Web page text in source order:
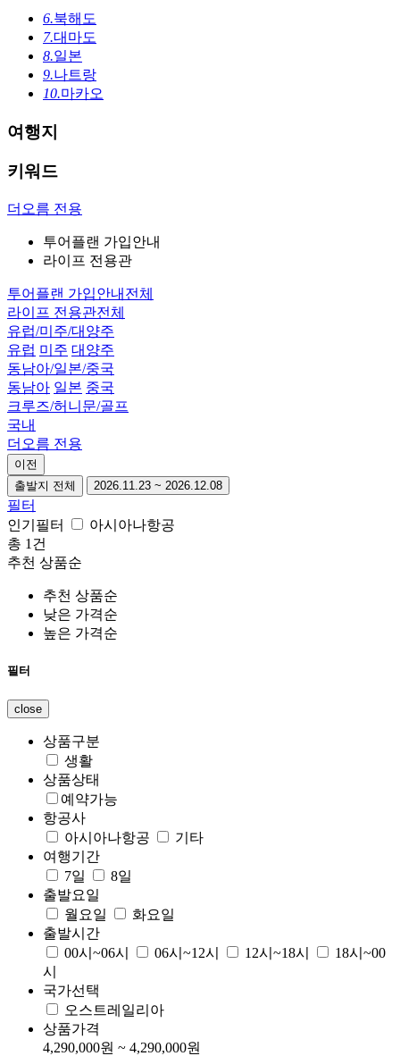
6.북해도
7.대마도
8.일본
9.나트랑
10.마카오
여행지
키워드
로그인 알림
닫기
해외여행
자유여행
항공
지방출발
EASY타임딜
국내여행
허니문
기획전/홈쇼핑
이벤트/혜택
투어플랜
여행혜택+
해외여행
스탠다드/프라임
자유여행
지방출발
국내여행
허니문
투어플랜/라이프
기업/단체
더오름 전용
투어플랜 가입안내
라이프 전용관
투어플랜 가입안내 전체
라이프 전용관전체
유럽/미주/대양주
유럽 미주 대양주
동남아/일본/중국
동남아 일본 중국
크루즈/허니문/골프
국내
더오름 전용
이전
출발지 전체
2026.11.23 ~ 2026.12.08
필터
인기필터
아시아나항공
총 1건
추천 상품순
추천 상품순
낮은 가격순
높은 가격순
필터
close
상품구분
생활
상품상태
예약가능
항공사
아시아나항공
기타
여행기간
7일
8일
출발요일
월요일
화요일
출발시간
00시~06시
06시~12시 12시~18시
18시~00
시
국가선택
오스트레일리아
상품가격
4,290,000원 ~ 4,290,000원